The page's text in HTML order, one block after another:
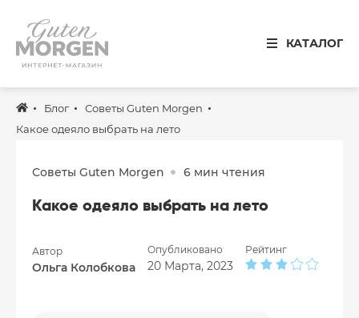
КАТАЛОГ
Иваново
8 800 100 34 50
Звонок по России бесплатный
Спальня
Столовая
Детская
Блог
Советы Guten Morgen
Какое одеяло выбрать на лето
Советы Guten Morgen 6 мин чтения
Какое одеяло выбрать на лето
Автор
Ольга Колобкова
Опубликовано
20 Марта, 2023
Рейтинг